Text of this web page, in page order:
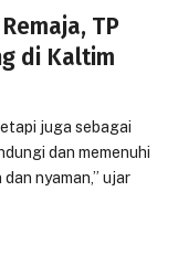
TP
di Kaltim
juga sebagai
dan memenuhi
nyaman,” ujar